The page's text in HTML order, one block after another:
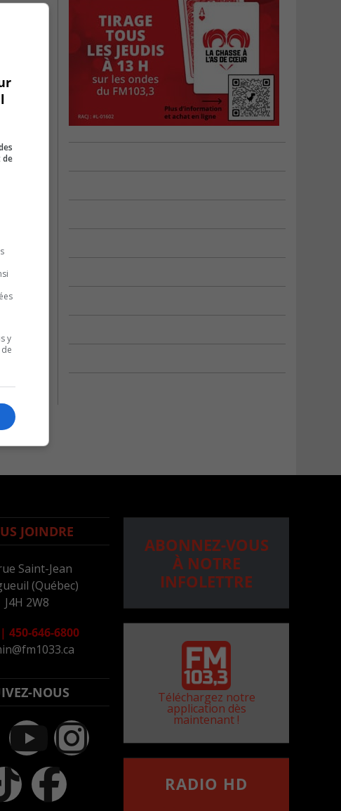
JOINDRE
Saint-Jean
(Québec)
J4H 2W8
| 450-646-6800
NOUS
ABONNEZ-VOUS
À NOTRE
INFOLETTRE
Téléchargez notre
application dès
maintenant !
RADIO HD
de
y